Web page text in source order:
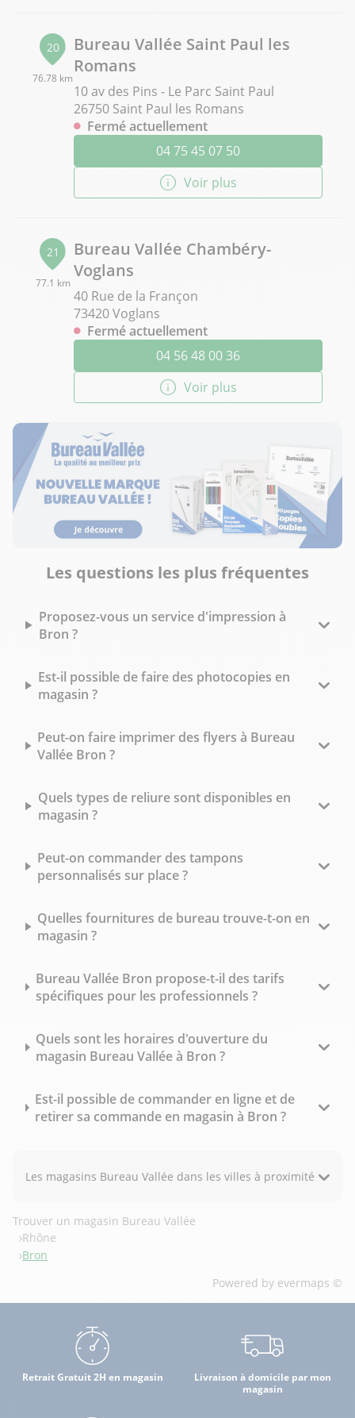
20
76.78 km
Bureau Vallée Saint Paul les
Romans
10 av des Pins - Le Parc Saint Paul
26750 Saint Paul les Romans
Fermé actuellement
04 75 45 07 50
Voir plus
21
77.1 km
Bureau Vallée Chambéry-
Voglans
40 Rue de la Françon
73420 Voglans
Fermé actuellement
04 56 48 00 36
Voir plus
Les questions les plus fréquentes
Proposez-vous un service d'impression à
Bron ?
Est-il possible de faire des photocopies en
magasin ?
Peut-on faire imprimer des flyers à Bureau
Vallée Bron ?
Quels types de reliure sont disponibles en
magasin ?
Peut-on commander des tampons
personnalisés sur place ?
Quelles fournitures de bureau trouve-t-on en
magasin ?
Bureau Vallée Bron propose-t-il des tarifs
spécifiques pour les professionnels ?
Quels sont les horaires d'ouverture du
magasin Bureau Vallée à Bron ?
Est-il possible de commander en ligne et de
retirer sa commande en magasin à Bron ?
Les magasins Bureau Vallée dans les villes à proximité
Trouver un magasin Bureau Vallée
Rhône
Bron
Powered by evermaps ©
Retrait Gratuit 2H en magasin
Livraison à domicile par mon
magasin